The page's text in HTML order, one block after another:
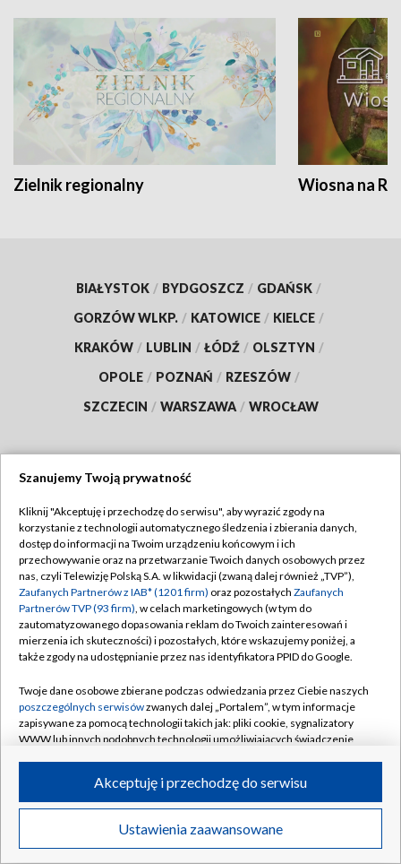
Zielnik regionalny Wiosna na
BIAŁYSTOK / BYDGOSZCZ / GDAŃSK /
GORZÓW WLKP. / KATOWICE / KIELCE /
KRAKÓW / LUBLIN / ŁÓDŹ / OLSZTYN /
OPOLE / POZNAŃ / RZESZÓW /
SZCZECIN / WARSZAWA / WROCŁAW
TVP
Abonament TVP
Emisja w TVP
Centrum informacji TVP
Naziemna Telewizja Cyfrowa
Rada Programowa
System NOS
Informacje o nadawcy
Program dla prasy
Ogłoszenie przetargowe
Regulamin TVP
Polityka prywatności
Moje zgody
Pomoc
Kontakt
Kanały
©2026 Telewizja Polska S.A. w likwidacji
Szanujemy Twoją prywatność
Kliknij "Akceptuję i przechodzę do serwisu", aby wyrazić zgody na
korzystanie z technologii automatycznego śledzenia i zbierania danych,
dostęp do informacji na Twoim urządzeniu końcowym i ich
przechowywanie oraz na przetwarzanie Twoich danych osobowych przez
nas, czyli Telewizję Polską S.A. w likwidacji (zwaną dalej również „TVP”),
Zaufanych Partnerów z IAB* (1201 firm) oraz pozostałych Zaufanych
Partnerów TVP (93 firm), w celach marketingowych (w tym do
zautomatyzowanego dopasowania reklam do Twoich zainteresowań i
mierzenia ich skuteczności) i pozostałych, które wskazujemy poniżej, a
także zgody na udostępnianie przez nas identyfikatora PPID do Google.
Twoje dane osobowe zbierane podczas odwiedzania przez Ciebie naszych
poszczególnych serwisówzwanych dalej „Portalem”, w tym informacje
zapisywane za pomocą technologii takich jak: pliki cookie, sygnalizatory
WWW lub innych podobnych technologii umożliwiających świadczenie
ruchu w Internecie.
Twoje dane osobowe zbierane podczas odwiedzania przez Ciebie
poszczególnych serwisówna Portalu, takie jak adresy IP, identyfikatory
Ustawienia zaawansowane
Akceptuję i przechodzę do serwisu